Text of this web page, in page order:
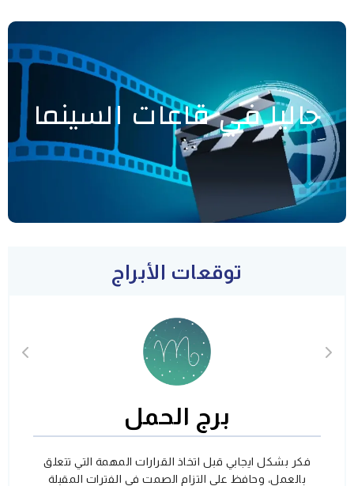
حاليا في قاعات السينما
توقعات الأبراج
برج الحمل
فكر بشكل ايجابي قبل اتخاذ القرارات المهمة التي تتعلق
بالعمل، وحافظ على التزام الصمت في الفترات المقبلة